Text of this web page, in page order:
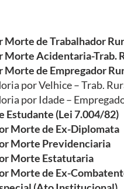
Morte de Trabalhador
Morte Acidentaria-Trab.
Morte de Empregador
por Velhice – Trab.
por Idade –
Estudante (Lei 7.004/82)
Morte de Ex-Diplomata
Morte Previdenciaria
Morte Estatutaria
Morte de Ex-